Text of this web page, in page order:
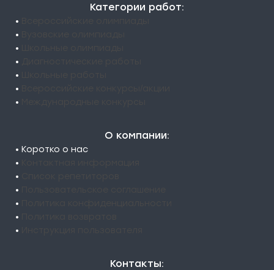
Категории работ:
•
•
•
•
•
•
•
О компании:
• Коротко о нас
•
•
•
•
•
•
Контакты: